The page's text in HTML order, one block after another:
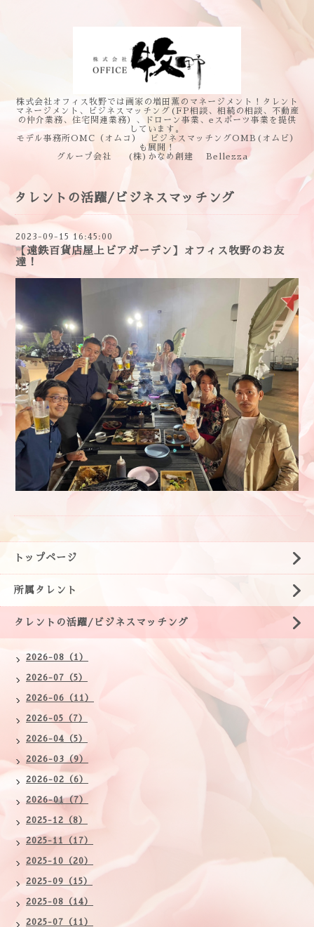
株式会社オフィス牧野では画家の増田薫のマネージメント！タレント
マネージメント、ビジネスマッチング(FP相談、相続の相談、不動産
の仲介業務、住宅関連業務）、ドローン事業、eスポーツ事業を提供
しています。
モデル事務所OMC（オムコ） ビジネスマッチングOMB(オムビ）
も展開！
グループ会社 (株)かなめ創建 Bellezza
タレントの活躍/ビジネスマッチング
2023-09-15 16:45:00
【遠鉄百貨店屋上ビアガーデン】オフィス牧野のお友
達！
トップページ
所属タレント
タレントの活躍/ビジネスマッチング
2026-08（1）
2026-07（5）
2026-06（11）
2026-05（7）
2026-04（5）
2026-03（9）
2026-02（6）
2026-01（7）
2025-12（8）
2025-11（17）
2025-10（20）
2025-09（15）
2025-08（14）
2025-07（11）